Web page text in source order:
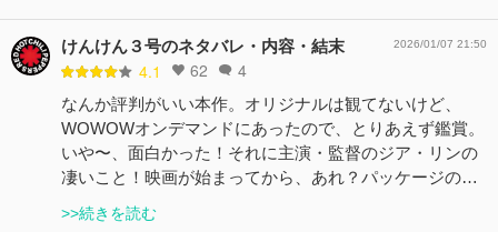
けんけん３号のネタバレ・内容・結末
4.1 62 4
2026/01/07 21:50
なんか評判がいい本作。オリジナルは観てないけど、
WOWOWオンデマンドにあったので、とりあえず鑑賞。
いや〜、面白かった！それに主演・監督のジア・リンの
凄いこと！映画が始まってから、あれ？パッケージの…
>>続きを読む